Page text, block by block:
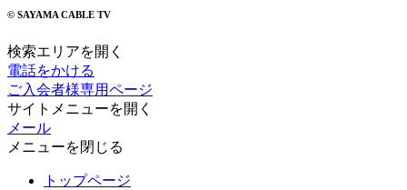
© SAYAMA CABLE TV
検索エリアを開く
電話をかける
ご入会者様専用ページ
サイトメニューを開く
メール
メニューを閉じる
トップページ